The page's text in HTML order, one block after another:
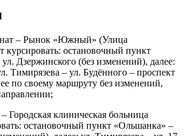
– Рынок «Южный» (Улица
курсировать: остановочный пункт
Дзержинского (без изменений), далее:
Тимирязева – ул. Будённого – проспект
по своему маршруту без изменений,
Городская клиническая больница
остановочный пункт «Ольшанка» –